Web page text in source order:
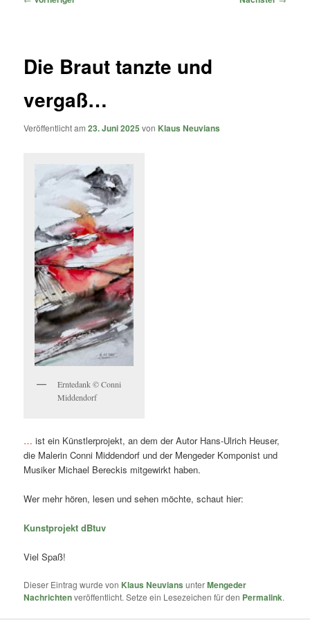
Die Braut tanzte und
vergaß…
Veröffentlicht am23. Juni 2025 von Klaus Neuvians
Erntedank © Conni
Middendorf
…ist ein Künstlerprojekt, an dem der Autor Hans-Ulrich Heuser,
die Malerin Conni Middendorf und der Mengeder Komponist und
Musiker Michael Bereckis mitgewirkt haben.
Wer mehr hören, lesen und sehen möchte, schaut hier:
Kunstprojekt dBtuv
Viel Spaß!
Dieser Eintrag wurde von Klaus Neuvians unterMengeder
Nachrichtenveröffentlicht. Setze ein Lesezeichen für den Permalink.